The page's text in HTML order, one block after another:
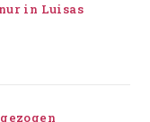
in Luisas